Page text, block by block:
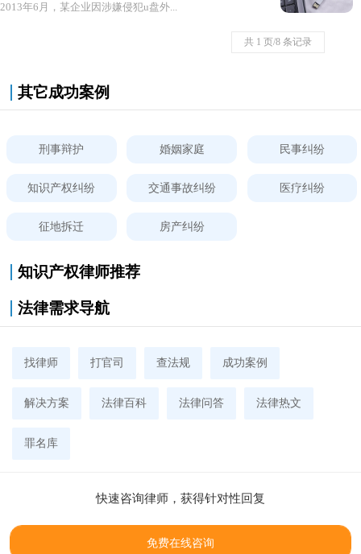
2013年6月，某企业因涉嫌侵犯u盘外...
共 1 页/8 条记录
其它成功案例
刑事辩护 婚姻家庭 民事纠纷
知识产权纠纷 交通事故纠纷 医疗纠纷
征地拆迁 房产纠纷
知识产权律师推荐
法律需求导航
找律师 打官司 查法规 成功案例
解决方案 法律百科 法律问答 法律热文
罪名库
快速咨询律师，获得针对性回复
免费在线咨询